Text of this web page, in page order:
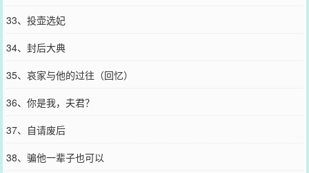
33、投壶选妃
34、封后大典
35、哀家与他的过往（回忆）
36、你是我，夫君？
37、自请废后
38、骗他一辈子也可以